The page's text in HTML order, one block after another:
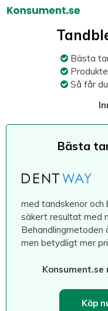
Hoppa
Bästa
Så får
Bästa
med tandskenor och
säkert resultat med
Behandlingmetoden
men betydligt mer
Köp